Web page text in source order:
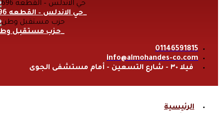
حي الاندلس – القطعه 696
حزب مستقبل
01146591815
info@almohandes-co.com
فيلا ٣٠ - شارع التسعين - أمام مستشفى الجوى
الرئيسية